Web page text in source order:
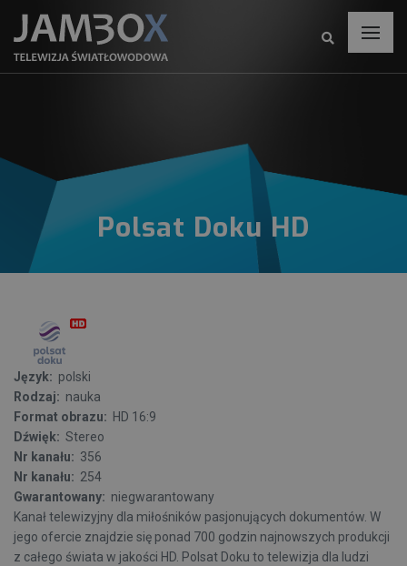
Polsat Doku HD
Język: polski
Rodzaj: nauka
Format obrazu: HD 16:9
Dźwięk: Stereo
Nr kanału: 356
Nr kanału: 254
Gwarantowany: niegwarantowany
Kanał telewizyjny dla miłośników pasjonujących dokumentów. W
jego ofercie znajdzie się ponad 700 godzin najnowszych produkcji
z całego świata w jakości HD. Polsat Doku to telewizja dla ludzi